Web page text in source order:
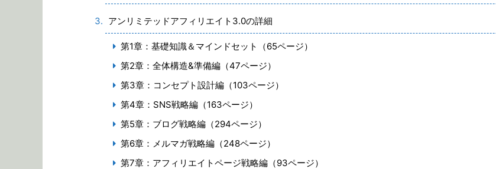
アンリミテッドアフィリエイト3.0の詳細
第1章：基礎知識＆マインドセット（65ページ）
第2章：全体構造&準備編（47ページ）
第3章：コンセプト設計編（103ページ）
第4章：SNS戦略編（163ページ）
第5章：ブログ戦略編（294ページ）
第6章：メルマガ戦略編（248ページ）
第7章：アフィリエイトページ戦略編（93ページ）